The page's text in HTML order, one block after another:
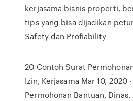
kerjasama bisnis properti,
tips yang bisa dijadikan
Safety dan Profiability
20 Contoh Surat
Izin, Kerjasama Mar 10, 2020
Permohonan Bantuan, Dinas,